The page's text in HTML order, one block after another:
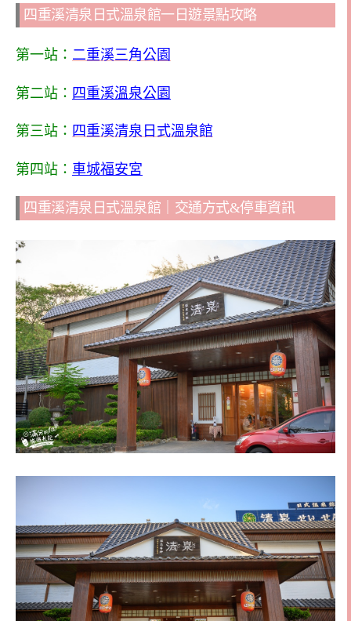
四重溪清泉日式溫泉館一日遊景點攻略
第一站： 二重溪三角公園
第二站： 四重溪溫泉公園
第三站： 四重溪清泉日式溫泉館
第四站： 車城福安宮
四重溪清泉日式溫泉館｜交通方式&停車資訊